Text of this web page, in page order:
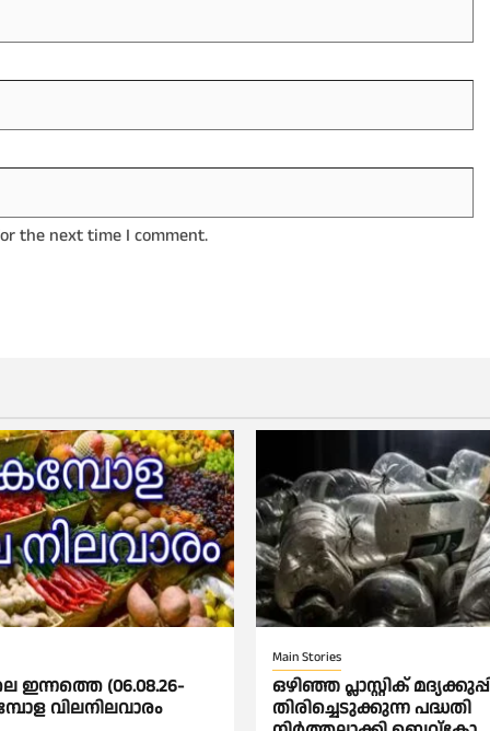
the next time I comment.
ഇന്നത്തെ (06.08.26-
വിലനിലവാരം
Main Stories
ഒഴിഞ്ഞ പ്ലാസ്റ്റിക്
തിരിച്ചെടുക്കുന്ന പദ്ധതി